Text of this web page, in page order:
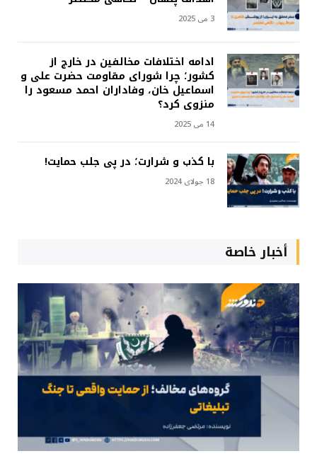
3 می 2025
ادامه اختلافات مخالفین در خارج از
کشور؛ چرا شورای مقاومت حضرت علی و
اسماعیل خان، وفاداران احمد مسعود را
منزوی کرد؟
14 می 2025
با کذب و شرارت؛ در پی جلب حمایت!
18 جولای 2024
أخبار خاصة